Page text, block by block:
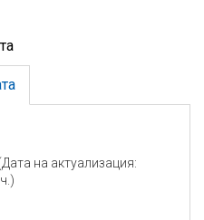
на актуализация: